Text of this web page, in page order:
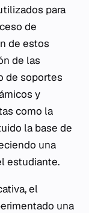
para
de
de estos
de las
de soportes
y
como la
la base de
una
estudiante.
el
una